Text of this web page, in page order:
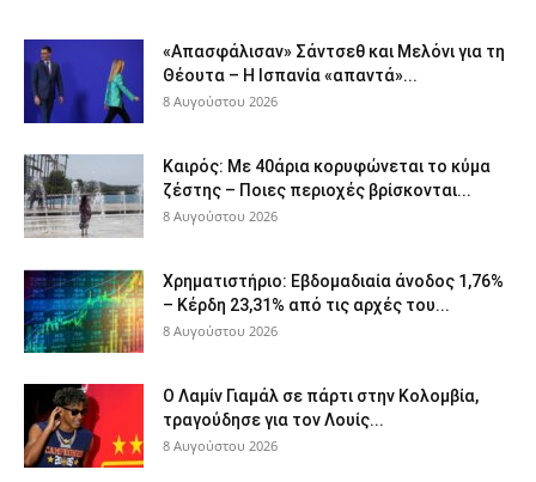
«Απασφάλισαν» Σάντσεθ και Μελόνι για τη
Θέουτα – Η Ισπανία «απαντά»...
8 Αυγούστου 2026
Καιρός: Με 40άρια κορυφώνεται το κύμα
ζέστης – Ποιες περιοχές βρίσκονται...
8 Αυγούστου 2026
Χρηματιστήριο: Εβδομαδιαία άνοδος 1,76%
– Κέρδη 23,31% από τις αρχές του...
8 Αυγούστου 2026
Ο Λαμίν Γιαμάλ σε πάρτι στην Κολομβία,
τραγούδησε για τον Λουίς...
8 Αυγούστου 2026